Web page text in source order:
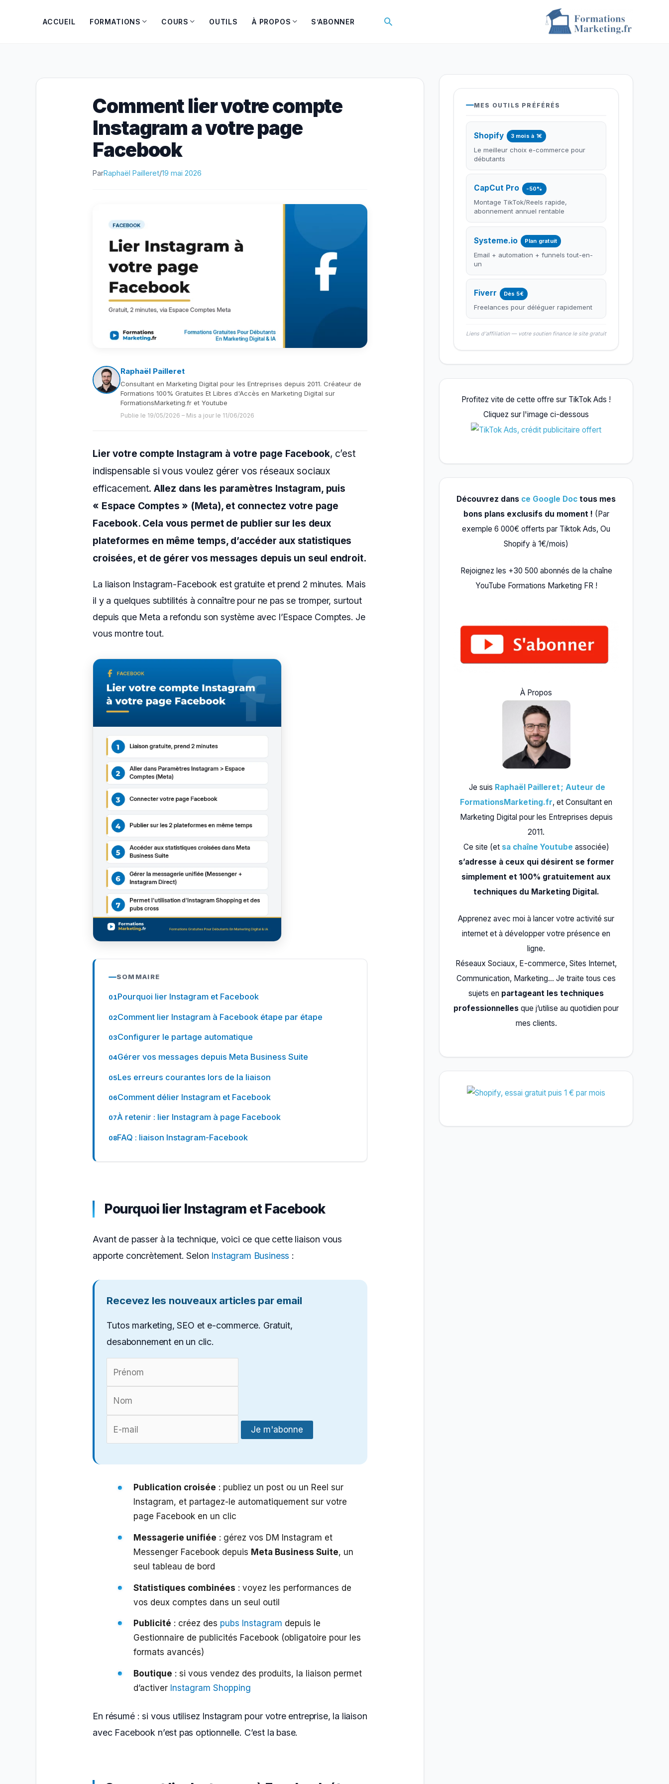
ACCUEIL FORMATIONS COURS OUTILS À PROPOS S’ABONNER Rechercher
Comment lier votre compte
Instagram a votre page
Facebook
ParRaphaël Pailleret/19 mai 2026
Raphaël Pailleret
Consultant en Marketing Digital pour les Entreprises depuis 2011. Créateur de
Formations 100% Gratuites Et Libres d'Accès en Marketing Digital sur
FormationsMarketing.fr et Youtube
Publie le 19/05/2026 – Mis a jour le 11/06/2026
Lier votre compte Instagram à votre page Facebook, c’est
indispensable si vous voulez gérer vos réseaux sociaux
efficacement. Allez dans les paramètres Instagram, puis
« Espace Comptes » (Meta), et connectez votre page
Facebook. Cela vous permet de publier sur les deux
plateformes en même temps, d’accéder aux statistiques
croisées, et de gérer vos messages depuis un seul endroit.
La liaison Instagram-Facebook est gratuite et prend 2 minutes. Mais
il y a quelques subtilités à connaître pour ne pas se tromper, surtout
depuis que Meta a refondu son système avec l’Espace Comptes. Je
vous montre tout.
SOMMAIRE
Pourquoi lier Instagram et Facebook
Comment lier Instagram à Facebook étape par étape
Configurer le partage automatique
Gérer vos messages depuis Meta Business Suite
Les erreurs courantes lors de la liaison
Comment délier Instagram et Facebook
À retenir : lier Instagram à page Facebook
FAQ : liaison Instagram-Facebook
Pourquoi lier Instagram et Facebook
Avant de passer à la technique, voici ce que cette liaison vous
apporte concrètement. Selon Instagram Business :
Recevez les nouveaux articles par email
Tutos marketing, SEO et e-commerce. Gratuit,
desabonnement en un clic.
Publication croisée : publiez un post ou un Reel sur
Instagram, et partagez-le automatiquement sur votre
page Facebook en un clic
Messagerie unifiée : gérez vos DM Instagram et
Messenger Facebook depuis Meta Business Suite, un
seul tableau de bord
Statistiques combinées : voyez les performances de
vos deux comptes dans un seul outil
Publicité : créez des pubs Instagram depuis le
Gestionnaire de publicités Facebook (obligatoire pour les
formats avancés)
Boutique : si vous vendez des produits, la liaison permet
d’activer Instagram Shopping
En résumé : si vous utilisez Instagram pour votre entreprise, la liaison
avec Facebook n’est pas optionnelle. C’est la base.
MES OUTILS PRÉFÉRÉS
Shopify 3 mois à 1€
Le meilleur choix e-commerce pour
débutants
CapCut Pro -50%
Montage TikTok/Reels rapide,
abonnement annuel rentable
Systeme.io Plan gratuit
Email + automation + funnels tout-en-
un
Fiverr Dès 5€
Freelances pour déléguer rapidement
Liens d'affiliation — votre soutien finance le site gratuit
Profitez vite de cette offre sur TikTok Ads !
Cliquez sur l'image ci-dessous
Découvrez dans ce Google Doc tous mes
bons plans exclusifs du moment ! (Par
exemple 6 000€ offerts par Tiktok Ads, Ou
Shopify à 1€/mois)
Rejoignez les +30 500 abonnés de la chaîne
YouTube Formations Marketing FR !
À Propos
Je suis Raphaël Pailleret ; Auteur de
FormationsMarketing.fr, et Consultant en
Marketing Digital pour les Entreprises depuis
2011.
Ce site (et sa chaîne Youtube associée)
s’adresse à ceux qui désirent se former
simplement et 100% gratuitement aux
techniques du Marketing Digital.
Apprenez avec moi à lancer votre activité sur
internet et à développer votre présence en
ligne.
Réseaux Sociaux, E-commerce, Sites Internet,
Communication, Marketing… Je traite tous ces
sujets en partageant les techniques
professionnelles que j’utilise au quotidien pour
mes clients.